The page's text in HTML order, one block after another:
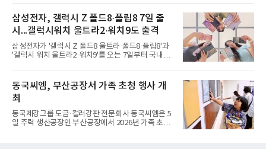
했다고 6일 밝혔다.‘에코 롱롱 Plus 캠프’는 코오롱의
대표적인 사회공헌 활동 가운데 하나로 초등학생들이
환경위기에 처한 도시 문제를 직접 해결하며 배우는
친환경 에너지 체험 프로그램이라고 설명했다. 이번
캠프에는 전국의 초등학교 6학년 학생 72명이 참여했
다.참가 학생들은 ‘친환경 에너지 원정대’가 되어 지
반침하, 기습홍수, 열섬현상 등 전세계 도시가 직면한
이
삼성전자, 갤럭시 Z 폴드8·플립8 7일 출
시...갤럭시워치 울트라2·워치9도 출격
삼성전자가 '갤럭시 Z 폴드8 울트라·폴드8·플립8'과
'갤럭시 워치 울트라2·워치9'를 오는 7일부터 국내에
달 28일부터 이달 3일까지 7일간 진행된 '갤럭시 Z 폴
드8 울트라·폴드8·플립8' 사전 판매에서는 갤럭시 스
마트폰 역대 최고 기록인 144만대 판매를 달성했다.
사전 구매 고객 10명 중 약 7명이 '갤럭시 Z 폴드8'를
선택했을 만큼 새롭게 선보인 제품 형태(폼팩터)와 디
자인에 대한 관심이 높았다.삼성닷컴에서 사전 구매
에 참여한 고객 중 절반은 10~30대였으며, 이 중 '갤
동국씨엠, 부산공장서 가족 초청 행사 개
최
동국제강그룹 도금·컬러강판 전문회사 동국씨엠은 5
일 주력 생산공장인 부산공장에서 2026년 가족 초청